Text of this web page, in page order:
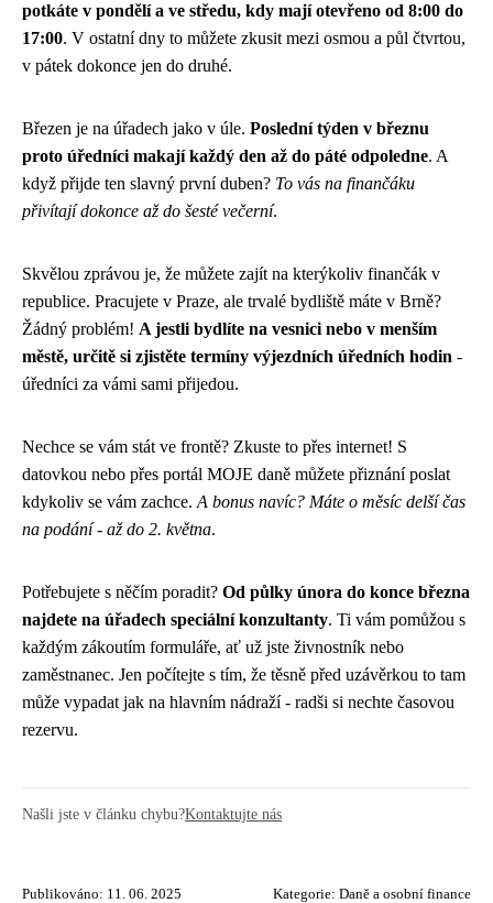
potkáte v pondělí a ve středu, kdy mají otevřeno od 8:00 do
17:00. V ostatní dny to můžete zkusit mezi osmou a půl čtvrtou,
v pátek dokonce jen do druhé.
Březen je na úřadech jako v úle. Poslední týden v březnu
proto úředníci makají každý den až do páté odpoledne. A
když přijde ten slavný první duben? To vás na finančáku
přivítají dokonce až do šesté večerní.
Skvělou zprávou je, že můžete zajít na kterýkoliv finančák v
republice. Pracujete v Praze, ale trvalé bydliště máte v Brně?
Žádný problém! A jestli bydlíte na vesnici nebo v menším
městě, určitě si zjistěte termíny výjezdních úředních hodin -
úředníci za vámi sami přijedou.
Nechce se vám stát ve frontě? Zkuste to přes internet! S
datovkou nebo přes portál MOJE daně můžete přiznání poslat
kdykoliv se vám zachce. A bonus navíc? Máte o měsíc delší čas
na podání - až do 2. května.
Potřebujete s něčím poradit? Od půlky února do konce března
najdete na úřadech speciální konzultanty. Ti vám pomůžou s
každým zákoutím formuláře, ať už jste živnostník nebo
zaměstnanec. Jen počítejte s tím, že těsně před uzávěrkou to tam
může vypadat jak na hlavním nádraží - radši si nechte časovou
rezervu.
Našli jste v článku chybu?Kontaktujte nás
Publikováno: 11. 06. 2025 Kategorie: Daně a osobní finance